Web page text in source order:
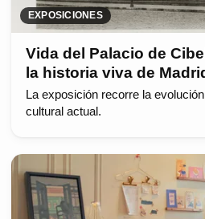
EXPOSICIONES
Vida del Palacio de
la historia viva de
La exposición recorre la
cultural actual.